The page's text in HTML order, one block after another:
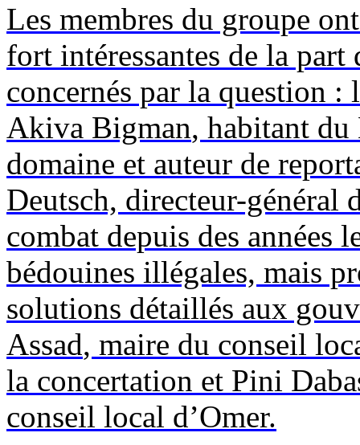
Les membres du groupe
fort intéressantes de la
concernés par la question
Akiva Bigman, habitant du
domaine et auteur de
Deutsch, directeur-général
combat depuis des années
bédouines illégales, mais
solutions détaillés aux
Assad, maire du conseil
la concertation et Pini
conseil local d’Omer.